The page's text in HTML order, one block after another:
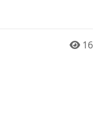
16